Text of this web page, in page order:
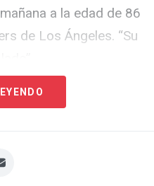
a la edad de 86
de Los Ángeles. “Su